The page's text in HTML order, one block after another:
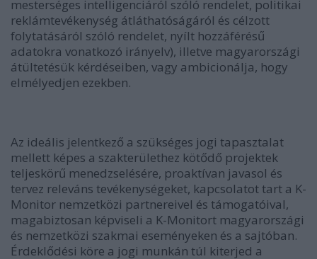
mesterséges intelligenciáról szóló rendelet, politikai
reklámtevékenység átláthatóságáról és célzott
folytatásáról szóló rendelet, nyílt hozzáférésű
adatokra vonatkozó irányelv), illetve magyarországi
átültetésük kérdéseiben, vagy ambicionálja, hogy
elmélyedjen ezekben.
Az ideális jelentkező a szükséges jogi tapasztalat
mellett képes a szakterülethez kötődő projektek
teljeskörű menedzselésére, proaktívan javasol és
tervez releváns tevékenységeket, kapcsolatot tart a K-
Monitor nemzetközi partnereivel és támogatóival,
magabiztosan képviseli a K-Monitort magyarországi
és nemzetközi szakmai eseményeken és a sajtóban.
Érdeklődési köre a jogi munkán túl kiterjed a